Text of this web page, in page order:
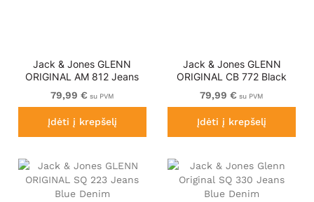
Jack & Jones GLENN
ORIGINAL AM 812 Jeans
Blue Denim
79,99 € su PVM
Įdėti į krepšelį
Jack & Jones GLENN
ORIGINAL CB 772 Black
Denim
79,99 € su PVM
Įdėti į krepšelį